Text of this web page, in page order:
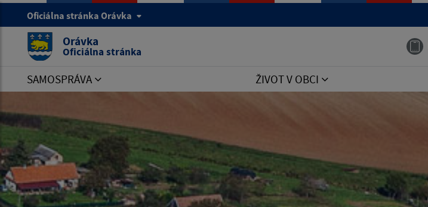
Oficiálna stránka Orávka
Orávka
Oficiálna stránka
SAMOSPRÁVA ŽIVOT V OBCI